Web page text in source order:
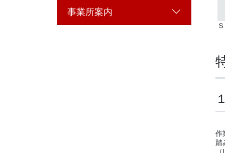
作
踏
事業所案内